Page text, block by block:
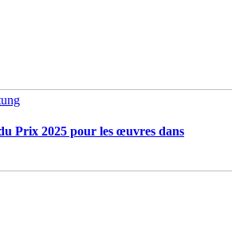
Prix 2025 pour les œuvres dans